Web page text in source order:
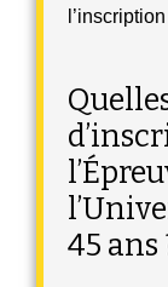
45 ans